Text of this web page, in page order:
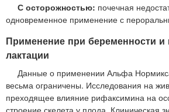
С осторожностью: почечная
одновременное применение с
Применение при беременности и
лактации
Данные о применении Альфа
весьма ограничены. Исследования на
преходящее влияние рифаксимина на